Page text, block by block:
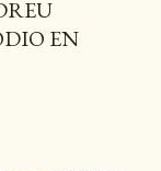
EN